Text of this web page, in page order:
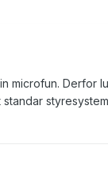
microfun. Derfor